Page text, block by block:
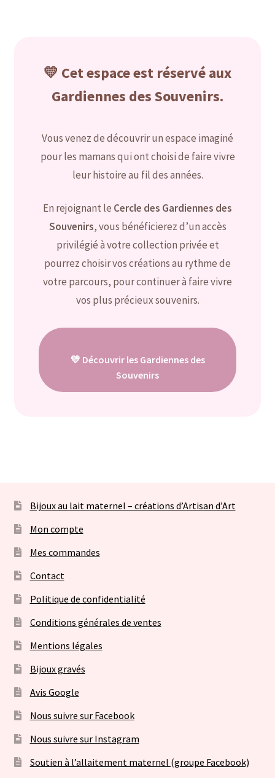
Les pendentifs des Gardiennes
Les adaptables Pandora pour les Gardiennes
Les bracelets des Gardiennes
Les bagues des Gardiennes
Envoyer votre lait maternel et autres éléments
Bijoux sans lait
Bijoux personnalisables à graver
Consultation allaitement
Contact
💛 Cet espace est réservé aux
Gardiennes des Souvenirs.
Vous venez de découvrir un espace imaginé
pour les mamans qui ont choisi de faire vivre
leur histoire au fil des années.
En rejoignant le Cercle des Gardiennes des
Souvenirs, vous bénéficierez d’un accès
privilégié à votre collection privée et
pourrez choisir vos créations au rythme de
votre parcours, pour continuer à faire vivre
vos plus précieux souvenirs.
💛 Découvrir les Gardiennes des
Souvenirs
Bijoux au lait maternel – créations d’Artisan d’Art
Mon compte
Mes commandes
Contact
Politique de confidentialité
Conditions générales de ventes
Mentions légales
Bijoux gravés
Avis Google
Nous suivre sur Facebook
Nous suivre sur Instagram
Soutien à l’allaitement maternel (groupe Facebook)